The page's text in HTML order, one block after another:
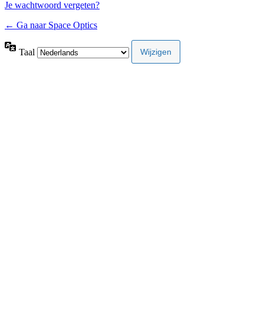
Je wachtwoord vergeten?
← Ga naar Space Optics
Taal